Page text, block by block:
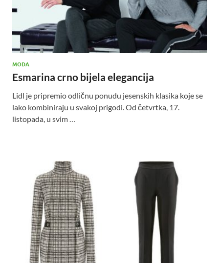
MODA
Esmarina crno bijela elegancija
Lidl je pripremio odličnu ponudu jesenskih klasika koje se
lako kombiniraju u svakoj prigodi. Od četvrtka, 17.
listopada, u svim …